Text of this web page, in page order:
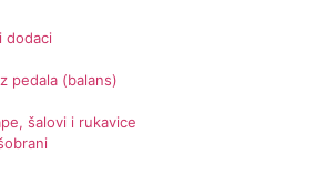
dodaci
pedala (balans)
šalovi i rukavice